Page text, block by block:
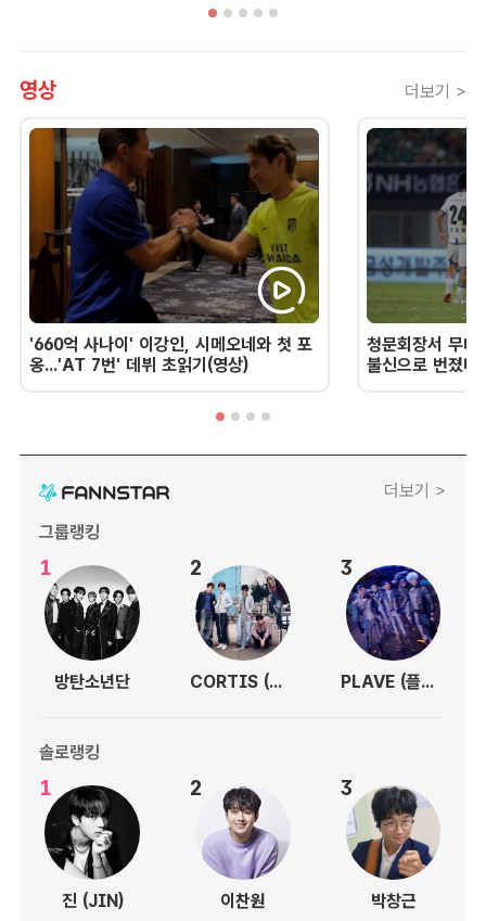
영상 더보기 >
'660억 사나이' 이강인, 시메오네와 첫 포
옹...'AT 7번' 데뷔 초읽기(영상)
청문회장서 무너
불신으로 번졌
더보기 >
그룹랭킹
1
방탄소년단
2
CORTIS (코르티스)
3
PLAVE (플레이브)
솔로랭킹
1
진 (JIN)
2
이찬원
3
박창근